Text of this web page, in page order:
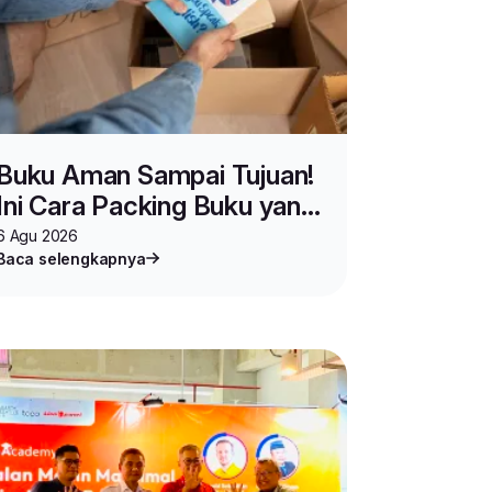
Aman Sampai Tujuan!
Cara Packing Buku yang
untuk Jualan dan
Agu 2026
selengkapnya